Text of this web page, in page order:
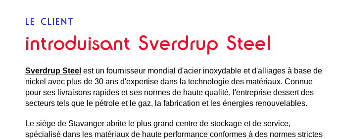
LE CLIENT
introduisant Sverdrup Steel
Sverdrup Steel est un fournisseur mondial d'acier inoxydable et d'alliages à base de
nickel avec plus de 30 ans d'expertise dans la technologie des matériaux. Connue
pour ses livraisons rapides et ses normes de haute qualité, l'entreprise dessert des
secteurs tels que le pétrole et le gaz, la fabrication et les énergies renouvelables.
Le siège de Stavanger abrite le plus grand centre de stockage et de service,
spécialisé dans les matériaux de haute performance conformes à des normes strictes